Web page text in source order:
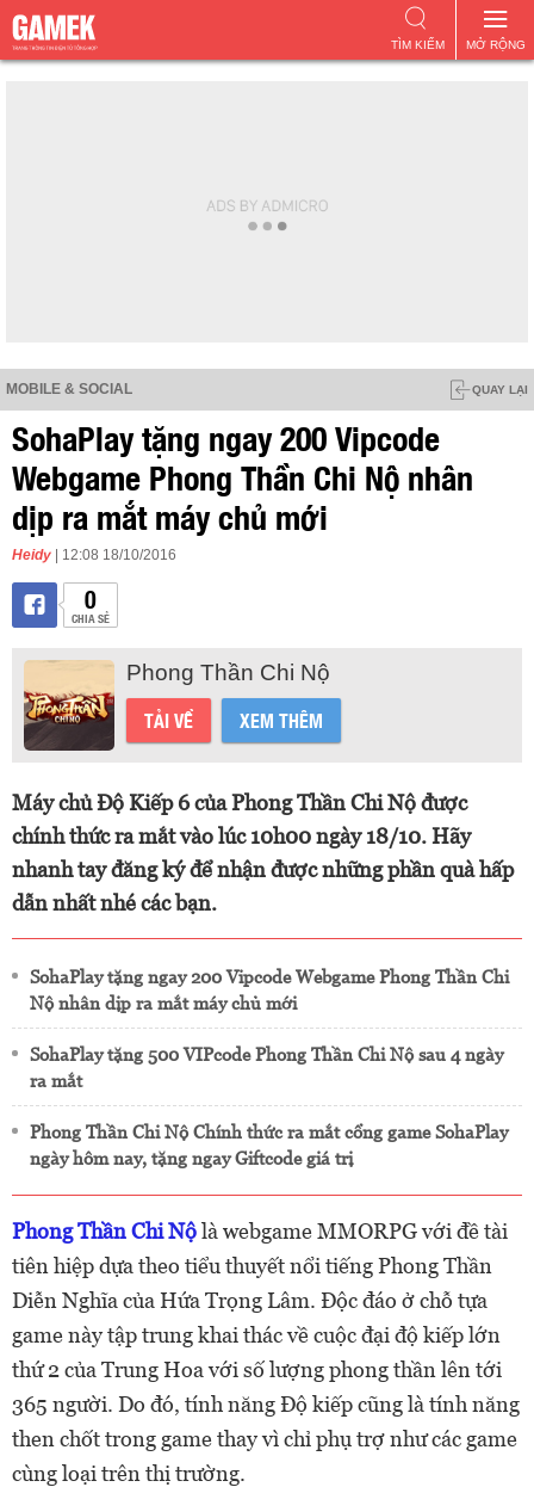
MỞ RỘNG
TÌM KIẾM
MOBILE & SOCIAL QUAY LẠI
SohaPlay tặng ngay 200 Vipcode
Webgame Phong Thần Chi Nộ nhân
dịp ra mắt máy chủ mới
Heidy | 12:08 18/10/2016
0
CHIA SẺ
Phong Thần Chi Nộ
TẢI VỀ XEM THÊM
Máy chủ Độ Kiếp 6 của Phong Thần Chi Nộ được
chính thức ra mắt vào lúc 10h00 ngày 18/10. Hãy
nhanh tay đăng ký để nhận được những phần quà hấp
dẫn nhất nhé các bạn.
SohaPlay tặng ngay 200 Vipcode Webgame Phong Thần Chi
Nộ nhân dịp ra mắt máy chủ mới
SohaPlay tặng 500 VIPcode Phong Thần Chi Nộ sau 4 ngày
ra mắt
Phong Thần Chi Nộ Chính thức ra mắt cổng game SohaPlay
ngày hôm nay, tặng ngay Giftcode giá trị
Phong Thần Chi Nộlà webgame MMORPG với đề tài
tiên hiệp dựa theo tiểu thuyết nổi tiếng Phong Thần
Diễn Nghĩa của Hứa Trọng Lâm. Độc đáo ở chỗ tựa
game này tập trung khai thác về cuộc đại độ kiếp lớn
thứ 2 của Trung Hoa với số lượng phong thần lên tới
365 người. Do đó, tính năng Độ kiếp cũng là tính năng
then chốt trong game thay vì chỉ phụ trợ như các game
cùng loại trên thị trường.